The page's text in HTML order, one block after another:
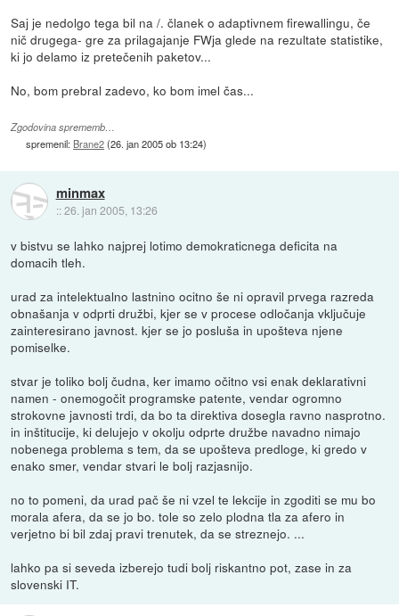
Saj je nedolgo tega bil na /. članek o adaptivnem firewallingu, če
nič drugega- gre za prilagajanje FWja glede na rezultate statistike,
ki jo delamo iz pretečenih paketov...
No, bom prebral zadevo, ko bom imel čas...
Zgodovina sprememb…
spremenil: Brane2(26. jan 2005 ob 13:24)
minmax
::26. jan 2005, 13:26
v bistvu se lahko najprej lotimo demokraticnega deficita na
domacih tleh.
urad za intelektualno lastnino ocitno še ni opravil prvega razreda
obnašanja v odprti družbi, kjer se v procese odločanja vključuje
zainteresirano javnost. kjer se jo posluša in upošteva njene
pomiselke.
stvar je toliko bolj čudna, ker imamo očitno vsi enak deklarativni
namen - onemogočit programske patente, vendar ogromno
strokovne javnosti trdi, da bo ta direktiva dosegla ravno nasprotno.
in inštitucije, ki delujejo v okolju odprte družbe navadno nimajo
nobenega problema s tem, da se upošteva predloge, ki gredo v
enako smer, vendar stvari le bolj razjasnijo.
no to pomeni, da urad pač še ni vzel te lekcije in zgoditi se mu bo
morala afera, da se jo bo. tole so zelo plodna tla za afero in
verjetno bi bil zdaj pravi trenutek, da se streznejo. ...
lahko pa si seveda izberejo tudi bolj riskantno pot, zase in za
slovenski IT.